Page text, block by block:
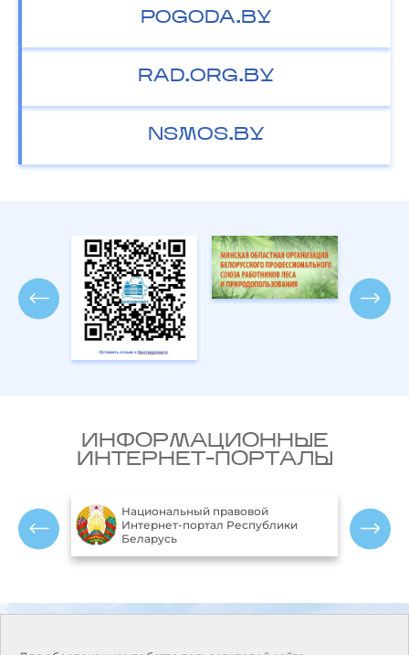
POGODA.BY
RAD.ORG.BY
NSMOS.BY
ИНФОРМАЦИОННЫЕ
ИНТЕРНЕТ-ПОРТАЛЫ
Национальный правовой
Интернет-портал Республики
Беларусь
Адрес:220114, г. Минск, пр.